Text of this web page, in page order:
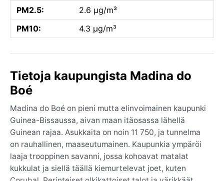
PM2.5:
2.6 µg/m³
PM10:
4.3 µg/m³
Tietoja kaupungista Madina do
Boé
Madina do Boé on pieni mutta elinvoimainen kaupunki
Guinea-Bissaussa, aivan maan itäosassa lähellä
Guinean rajaa. Asukkaita on noin 11 750, ja tunnelma
on rauhallinen, maaseutumainen. Kaupunkia ympäröi
laaja trooppinen savanni, jossa kohoavat matalat
kukkulat ja siellä täällä kiemurtelevat joet, kuten